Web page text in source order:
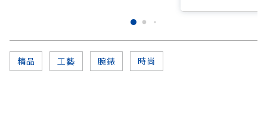
精品 工藝 腕錶 時尚